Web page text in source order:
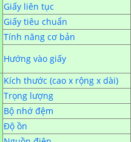
Giấy liên tục
Giấy tiêu chuẩn
Tính năng cơ bản
Hướng vào giấy
Kích thước (cao x rộng x dài)
Trọng lượng
Bộ nhớ đệm
Độ ồn